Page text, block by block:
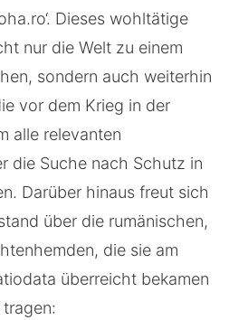
Dieses wohltätige
nur die Welt zu einem
sondern auch weiterhin
vor dem Krieg in der
alle relevanten
die Suche nach Schutz in
Darüber hinaus freut sich
über die rumänischen,
die sie am
überreicht bekamen